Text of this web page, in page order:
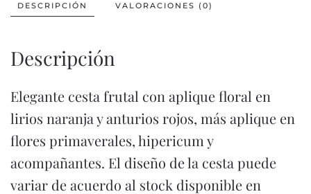
DESCRIPCIÓN VALORACIONES (0)
Descripción
Elegante cesta frutal con aplique floral en
lirios naranja y anturios rojos, más aplique en
flores primaverales, hipericum y
acompañantes. El diseño de la cesta puede
variar de acuerdo al stock disponible en